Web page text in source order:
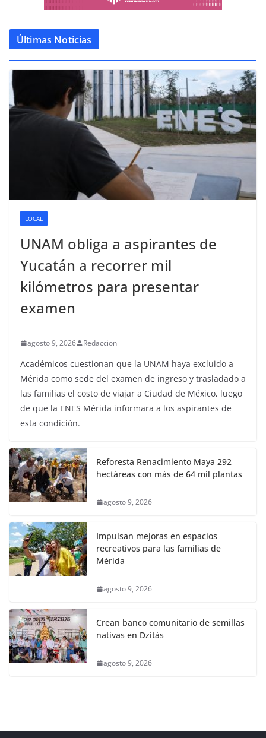
Últimas Noticias
LOCAL
UNAM obliga a aspirantes de
Yucatán a recorrer mil
kilómetros para presentar
examen
agosto 9, 2026 Redaccion
Académicos cuestionan que la UNAM haya excluido a
Mérida como sede del examen de ingreso y trasladado a
las familias el costo de viajar a Ciudad de México, luego
de que la ENES Mérida informara a los aspirantes de
esta condición.
Reforesta Renacimiento Maya 292
hectáreas con más de 64 mil plantas
agosto 9, 2026
Impulsan mejoras en espacios
recreativos para las familias de
Mérida
agosto 9, 2026
Crean banco comunitario de semillas
nativas en Dzitás
agosto 9, 2026